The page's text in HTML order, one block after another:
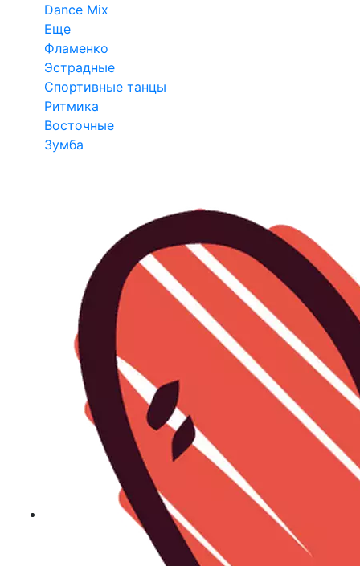
Dance Mix
Еще
Фламенко
Эстрадные
Спортивные танцы
Ритмика
Восточные
Зумба